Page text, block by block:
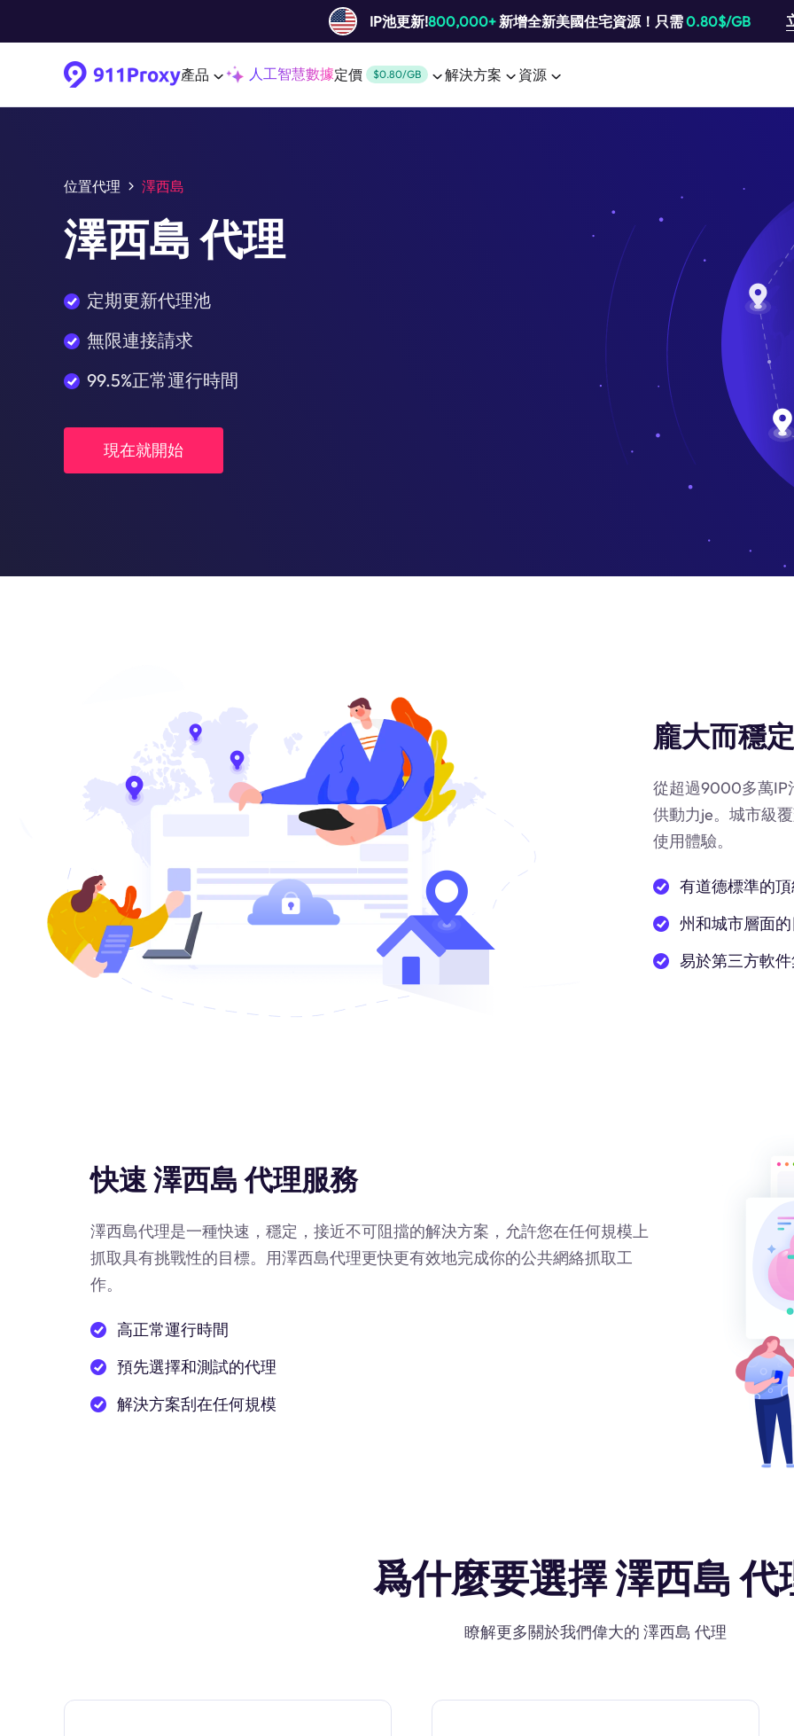
IP池更新!800,000+新增全新美國住宅資源！只需0.80$/GB
產品 人工智慧數據定價 $0.80/GB 解決方案 資源
位置代理 澤西島
澤西島 代理
定期更新代理池
無限連接請求
99.5%正常運行時間
現在就開始
龐大而穩
從超過9000多萬IP
供動力je。城市級
使用體驗。
有道德標準的
州和城市層面
易於第三方軟
快速 澤西島 代理服務
澤西島代理是一種快速，穩定，接近不可阻擋的解決方案，允許您在任何規模上
抓取具有挑戰性的目標。用澤西島代理更快更有效地完成你的公共網絡抓取工
作。
高正常運行時間
預先選擇和測試的代理
解決方案刮在任何規模
爲什麼要選擇 澤西島 代
瞭解更多關於我們偉大的 澤西島 代理